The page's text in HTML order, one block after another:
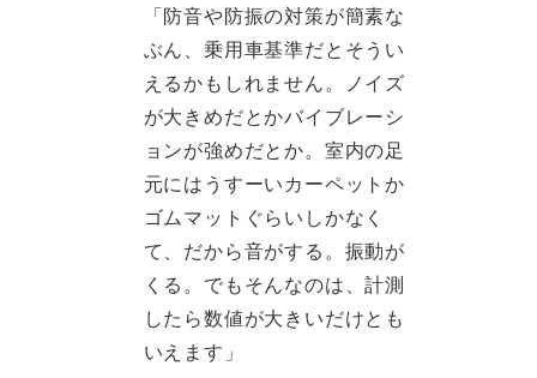
「防音や防振の対策が簡素な
ぶん、乗用車基準だとそうい
えるかもしれません。ノイズ
が大きめだとかバイブレーシ
ョンが強めだとか。室内の足
元にはうすーいカーペットか
ゴムマットぐらいしかなく
て、だから音がする。振動が
くる。でもそんなのは、計測
したら数値が大きいだけとも
いえます」